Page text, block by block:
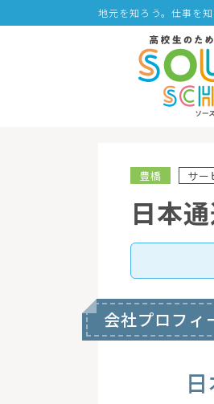
地元を知ろう。仕事を
豊橋 サー
日本
会社プロフィ